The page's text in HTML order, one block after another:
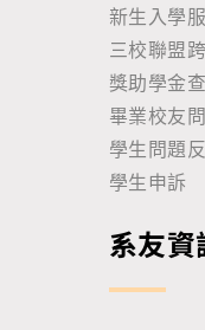
新生入學
三校聯盟
獎助學金
畢業校友
學生問題
學生申訴
系友資